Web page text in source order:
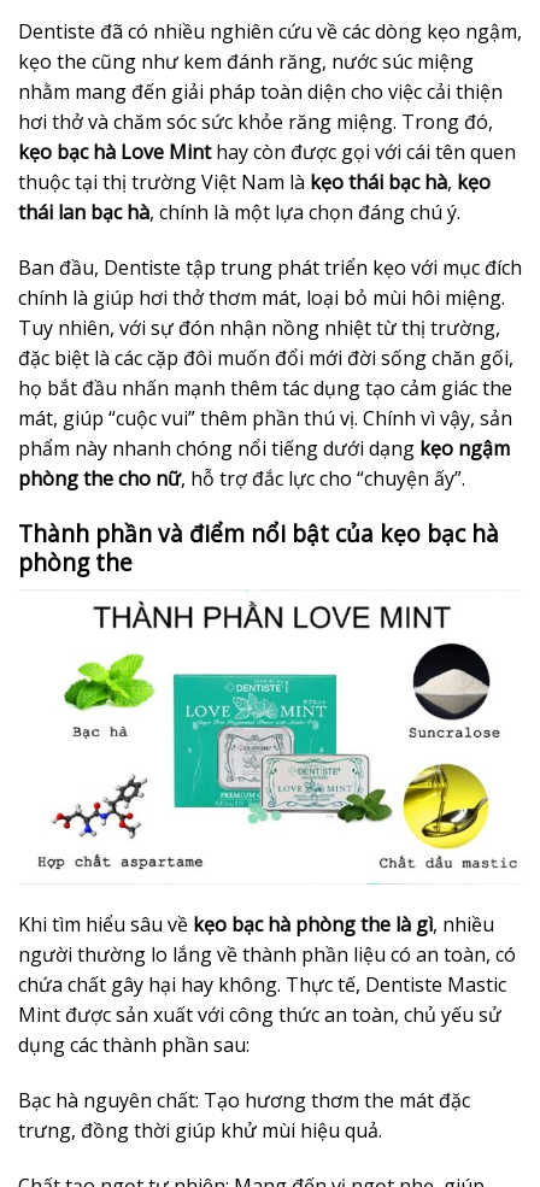
Dentiste đã có nhiều nghiên cứu về các dòng kẹo ngậm,
kẹo the cũng như kem đánh răng, nước súc miệng
nhằm mang đến giải pháp toàn diện cho việc cải thiện
hơi thở và chăm sóc sức khỏe răng miệng. Trong đó,
kẹo bạc hà Love Minthay còn được gọi với cái tên quen
thuộc tại thị trường Việt Nam là kẹo thái bạc hà, kẹo
thái lan bạc hà, chính là một lựa chọn đáng chú ý.
Ban đầu, Dentiste tập trung phát triển kẹo với mục đích
chính là giúp hơi thở thơm mát, loại bỏ mùi hôi miệng.
Tuy nhiên, với sự đón nhận nồng nhiệt từ thị trường,
đặc biệt là các cặp đôi muốn đổi mới đời sống chăn gối,
họ bắt đầu nhấn mạnh thêm tác dụng tạo cảm giác the
mát, giúp “cuộc vui” thêm phần thú vị. Chính vì vậy, sản
phẩm này nhanh chóng nổi tiếng dưới dạng kẹo ngậm
phòng the cho nữ, hỗ trợ đắc lực cho “chuyện ấy”.
Thành phần và điểm nổi bật của kẹo bạc hà
phòng the
Khi tìm hiểu sâu về kẹo bạc hà phòng the là gì, nhiều
người thường lo lắng về thành phần liệu có an toàn, có
chứa chất gây hại hay không. Thực tế, Dentiste Mastic
Mint được sản xuất với công thức an toàn, chủ yếu sử
dụng các thành phần sau:
Bạc hà nguyên chất: Tạo hương thơm the mát đặc
trưng, đồng thời giúp khử mùi hiệu quả.